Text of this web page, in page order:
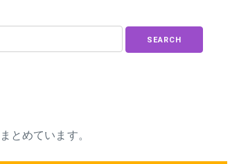
SEARCH
とめています。